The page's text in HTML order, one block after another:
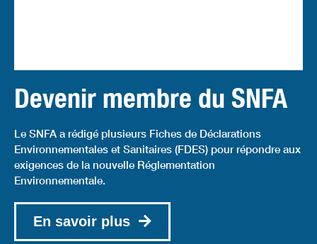
Devenir membre du SNFA
Le SNFA a rédigé plusieurs Fiches de Déclarations
Environnementales et Sanitaires (FDES) pour répondre aux
exigences de la nouvelle Réglementation
Environnementale.
En savoir plus